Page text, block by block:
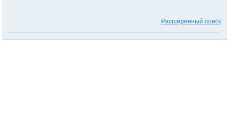
Расширенный поиск